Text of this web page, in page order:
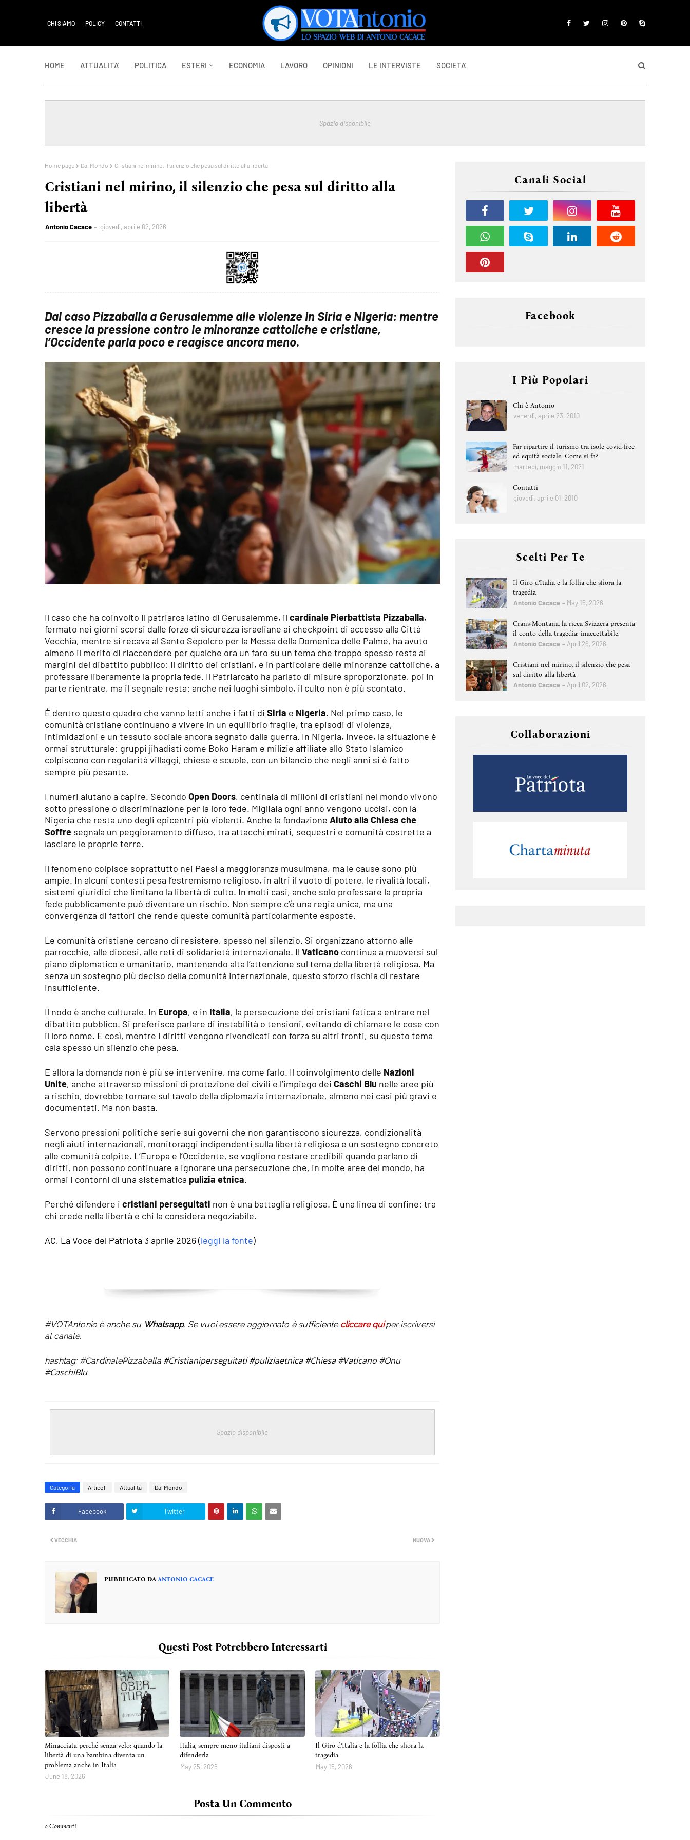
CHI SIAMO POLICY CONTATTI
HOME ATTUALITA' POLITICA ESTERI ECONOMIA LAVORO OPINIONI LE INTERVISTE SOCIETA'
Spazio disponibile
Home page Dal Mondo Cristiani nel mirino, il silenzio che pesa sul diritto alla libertà
Cristiani nel mirino, il silenzio che pesa sul diritto alla
libertà
Antonio Cacace giovedì, aprile 02, 2026
Dal caso Pizzaballa a Gerusalemme alle violenze in Siria e Nigeria: mentre
cresce la pressione contro le minoranze cattoliche e cristiane,
l’Occidente parla poco e reagisce ancora meno.
Il caso che ha coinvolto il patriarca latino di Gerusalemme, il cardinale Pierbattista Pizzaballa,
fermato nei giorni scorsi dalle forze di sicurezza israeliane ai checkpoint di accesso alla Città
Vecchia, mentre si recava al Santo Sepolcro per la Messa della Domenica delle Palme, ha avuto
almeno il merito di riaccendere per qualche ora un faro su un tema che troppo spesso resta ai
margini del dibattito pubblico: il diritto dei cristiani, e in particolare delle minoranze cattoliche, a
professare liberamente la propria fede. Il Patriarcato ha parlato di misure sproporzionate, poi in
parte rientrate, ma il segnale resta: anche nei luoghi simbolo, il culto non è più scontato.
È dentro questo quadro che vanno letti anche i fatti di Siria e Nigeria. Nel primo caso, le
comunità cristiane continuano a vivere in un equilibrio fragile, tra episodi di violenza,
intimidazioni e un tessuto sociale ancora segnato dalla guerra. In Nigeria, invece, la situazione è
ormai strutturale: gruppi jihadisti come Boko Haram e milizie affiliate allo Stato Islamico
colpiscono con regolarità villaggi, chiese e scuole, con un bilancio che negli anni si è fatto
sempre più pesante.
I numeri aiutano a capire. Secondo Open Doors, centinaia di milioni di cristiani nel mondo vivono
sotto pressione o discriminazione per la loro fede. Migliaia ogni anno vengono uccisi, con la
Nigeria che resta uno degli epicentri più violenti. Anche la fondazione Aiuto alla Chiesa che
Soffre segnala un peggioramento diffuso, tra attacchi mirati, sequestri e comunità costrette a
lasciare le proprie terre.
Il fenomeno colpisce soprattutto nei Paesi a maggioranza musulmana, ma le cause sono più
ampie. In alcuni contesti pesa l’estremismo religioso, in altri il vuoto di potere, le rivalità locali,
sistemi giuridici che limitano la libertà di culto. In molti casi, anche solo professare la propria
fede pubblicamente può diventare un rischio. Non sempre c’è una regia unica, ma una
convergenza di fattori che rende queste comunità particolarmente esposte.
Le comunità cristiane cercano di resistere, spesso nel silenzio. Si organizzano attorno alle
parrocchie, alle diocesi, alle reti di solidarietà internazionale. Il Vaticano continua a muoversi sul
piano diplomatico e umanitario, mantenendo alta l’attenzione sul tema della libertà religiosa. Ma
senza un sostegno più deciso della comunità internazionale, questo sforzo rischia di restare
insufficiente.
Il nodo è anche culturale. In Europa, e in Italia, la persecuzione dei cristiani fatica a entrare nel
dibattito pubblico. Si preferisce parlare di instabilità o tensioni, evitando di chiamare le cose con
il loro nome. E così, mentre i diritti vengono rivendicati con forza su altri fronti, su questo tema
cala spesso un silenzio che pesa.
E allora la domanda non è più se intervenire, ma come farlo. Il coinvolgimento delle Nazioni
Unite, anche attraverso missioni di protezione dei civili e l’impiego dei Caschi Blu nelle aree più
a rischio, dovrebbe tornare sul tavolo della diplomazia internazionale, almeno nei casi più gravi e
documentati. Ma non basta.
Servono pressioni politiche serie sui governi che non garantiscono sicurezza, condizionalità
negli aiuti internazionali, monitoraggi indipendenti sulla libertà religiosa e un sostegno concreto
alle comunità colpite. L’Europa e l’Occidente, se vogliono restare credibili quando parlano di
diritti, non possono continuare a ignorare una persecuzione che, in molte aree del mondo, ha
ormai i contorni di una sistematica pulizia etnica.
Perché difendere i cristiani perseguitati non è una battaglia religiosa. È una linea di confine: tra
chi crede nella libertà e chi la considera negoziabile.
AC, La Voce del Patriota 3 aprile 2026 (leggi la fonte)
#VOTAntonio è anche su Whatsapp. Se vuoi essere aggiornato è sufficiente cliccare quiper iscriversi
al canale.
hashtag: #CardinalePizzaballa #Cristianiperseguitati #puliziaetnica #Chiesa #Vaticano #Onu
#CaschiBlu
Spazio disponibile
Categoria Articoli Attualità Dal Mondo
Facebook Twitter
NUOVA
VECCHIA
PUBBLICATO DA ANTONIO CACACE
Questi Post Potrebbero Interessarti
Minacciata perché senza velo: quando la
libertà di una bambina diventa un
problema anche in Italia
June 18, 2026
Italia, sempre meno italiani disposti a
difenderla
May 25, 2026
Il Giro d’Italia e la follia che sfiora la
tragedia
May 15, 2026
Posta Un Commento
0 Commenti
Canali Social
Facebook
I Più Popolari
Chi è Antonio
venerdì, aprile 23, 2010
Far ripartire il turismo tra isole covid-free
ed equità sociale. Come si fa?
martedì, maggio 11, 2021
Contatti
giovedì, aprile 01, 2010
Scelti Per Te
Il Giro d’Italia e la follia che sfiora la
tragedia
Antonio Cacace May 15, 2026
Crans-Montana, la ricca Svizzera presenta
il conto della tragedia: inaccettabile!
Antonio Cacace April 26, 2026
Cristiani nel mirino, il silenzio che pesa
sul diritto alla libertà
Antonio Cacace April 02, 2026
Collaborazioni